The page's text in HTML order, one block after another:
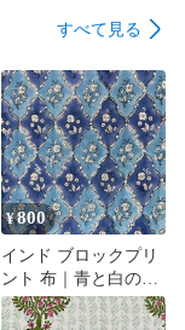
すべて見る
¥800
インド ブロックプリ
ント 布｜青と白のシ
ノワズリ風 花柄 コッ
トン生地 110cm幅